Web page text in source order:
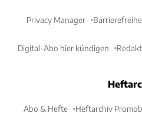
Privacy Manager
Digital-Abo hier kündigen
Abo & Hefte Heftarchiv